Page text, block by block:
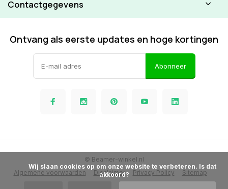
Contactgegevens
Ontvang als eerste updates en hoge kortingen
Abonneer
Algemene voorwaarden Disclaimer Privacy Policy Sitemap
© Beamer-winkel.nl
akkoord?